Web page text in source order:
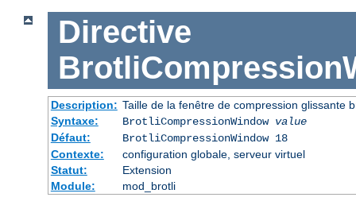
Directive
Description: Taille de la fenêtre de compression glissante
Syntaxe:
BrotliCompressionWindow value
Défaut:
BrotliCompressionWindow 18
Contexte:
configuration globale, serveur virtuel
Statut:
Extension
Module:
mod_brotli